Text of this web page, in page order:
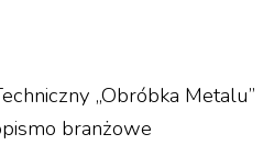
„Obróbka Metalu”
branżowe